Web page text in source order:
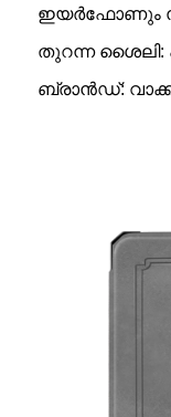
ഇയർഫോണും
തുറന്ന ശൈലി:
ബ്രാൻഡ്: